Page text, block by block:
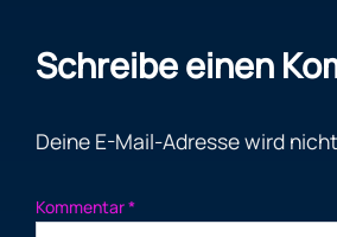
Schreibe einen
Deine E-Mail-Adresse wird
Kommentar*